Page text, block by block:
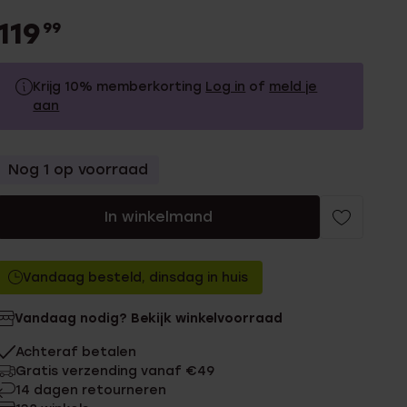
99
Krijg 10% memberkorting Log in of meld je
aan
Nog 1 op voorraad
In winkelmand
Vandaag besteld, dinsdag in huis
Vandaag nodig? Bekijk winkelvoorraad
Achteraf betalen
Gratis verzending vanaf €49
14 dagen retourneren